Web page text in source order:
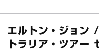
リアム・ギャラガー / 2024
全収録！
*NEW RELEASE (最新約3ヶ月)
エルトン・ジョ
トラリア・ツアー